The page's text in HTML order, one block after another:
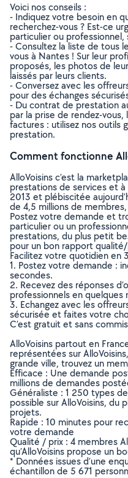
Voici nos conseils :
- Indiquez votre besoin en
recherchez-vous ? Est-ce
particulier ou professionnel,
- Consultez la liste de tous
vous à Nantes ! Sur leur
proposés, les photos de
laissés par leurs clients.
- Conversez avec les
pour des échanges
- Du contrat de prestation
par la prise de rendez-
factures : utilisez nos outils
prestation.
Comment fonctionne
AlloVoisins c’est la
prestations de services et
2013 et plébiscitée
de 4,5 millions de
Postez votre demande et
particulier ou un
prestations, du plus petit
pour un bon rapport
Facilitez votre quotidien en
1. Postez votre demande :
secondes.
2. Recevez des réponses
professionnels en quelques
3. Echangez avec les
sécurisée et faites votre
C’est gratuit et sans
AlloVoisins partout en
représentées sur
grande ville, trouvez un
Efficace : Une demande
millions de demandes
Généraliste : 1 250 types
possible sur AlloVoisins, du
projets.
Rapide : 10 minutes pour
votre demande
Qualité / prix : 4 membres
qu’AlloVoisins propose un
* Données issues d’une
échantillon de 5 671